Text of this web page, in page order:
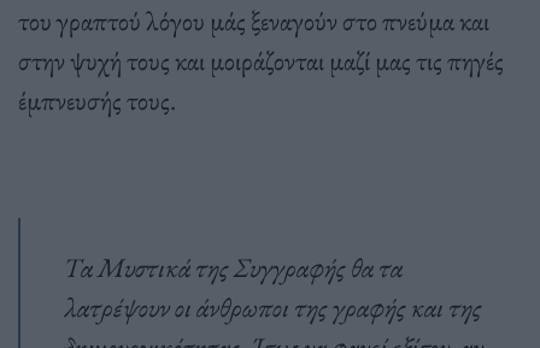
του γραπτού λόγου μάς ξεναγούν στο πνεύμα και
στην ψυχή τους και μοιράζονται μαζί μας τις πηγές
έμπνευσής τους.
Τα Μυστικά της Συγγραφής θα τα
λατρέψουν οι άνθρωποι της γραφής και της